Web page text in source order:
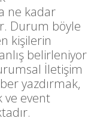
ne kadar
Durum böyle
kişilerin
belirleniyor
İletişim
yazdırmak,
ve event